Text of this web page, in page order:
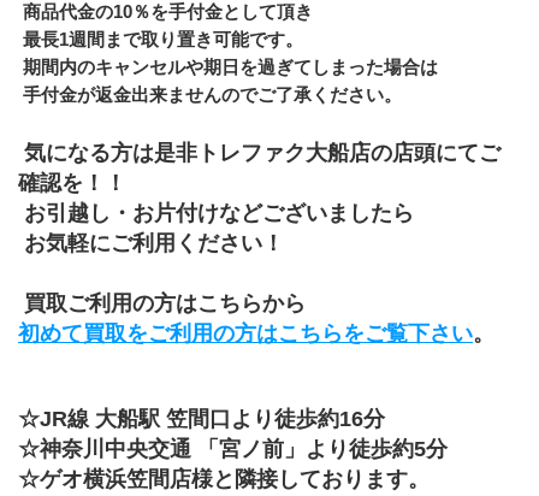
商品代金の10％を手付金として頂き
最長1週間まで取り置き可能です。
期間内のキャンセルや期日を過ぎてしまった場合は
手付金が返金出来ませんのでご了承ください。
確認を！！
お引越し・お片付けなどございましたら
お気軽にご利用ください！
買取ご利用の方はこちらから
初めて買取をご利用の方はこちらをご覧下さい。
☆JR線 大船駅 笠間口より徒歩約16分
☆神奈川中央交通 「宮ノ前」より徒歩約5分
☆ゲオ横浜笠間店様と隣接しております。